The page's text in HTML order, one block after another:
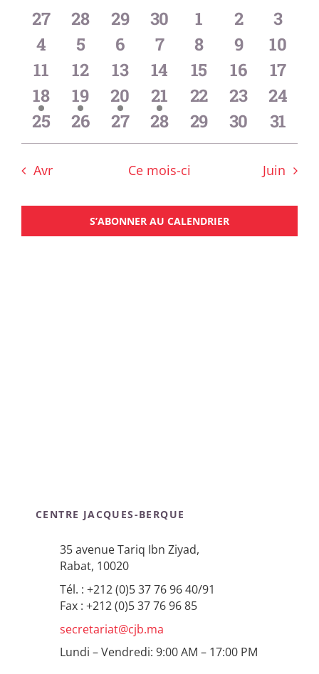
de
date.
de
Évènements
0
évènements
27
0
évènements
28
0
évènements
29
0
évènements
30
0
évènements
1
0
2
0
3
0
évènements
4
0
évènements
5
0
évènements
6
0
évènements
7
0
évènements
8
0
9
0
10
0
évènements
11
0
évènements
12
0
évènements
13
0
évènements
14
0
évènements
15
0
16
0
17
1
évènement
18
1
évènement
19
1
évènement
20
1
évènement
21
0
évènements
22
0
23
0
24
0
évènements
25
0
évènements
26
0
évènements
27
0
évènements
28
0
évènements
29
0
30
0
31
Avr Ce mois-ci Juin
S’ABONNER AU CALENDRIER
CENTRE JACQUES-BERQUE
35 avenue Tariq Ibn Ziyad,
Rabat, 10020
Tél. : +212 (0)5 37 76 96 40/91
Fax : +212 (0)5 37 76 96 85
secretariat@cjb.ma
Lundi – Vendredi: 9:00 AM – 17:00 PM